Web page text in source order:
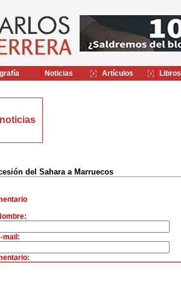
del Sahara a Marruecos
mail:
Noticias Artículos Libros